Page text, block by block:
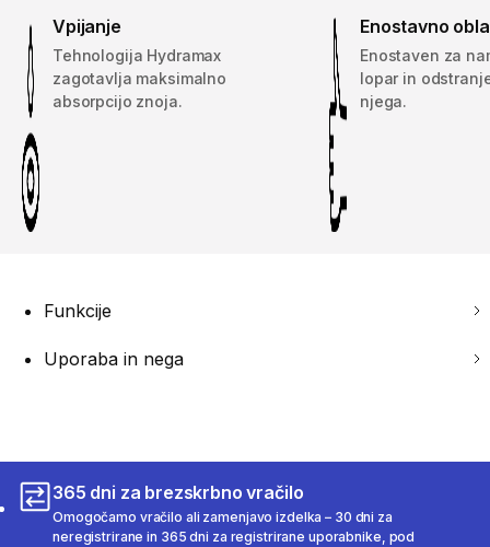
Vpijanje
Tehnologija Hydramax
zagotavlja maksimalno
absorpcijo znoja.
Enostavno
Enostaven za
lopar in
njega.
Funkcije
Uporaba in nega
365 dni za brezskrbno vračilo
Omogočamo vračilo ali zamenjavo izdelka – 30 dni za
neregistrirane in 365 dni za registrirane uporabnike, pod